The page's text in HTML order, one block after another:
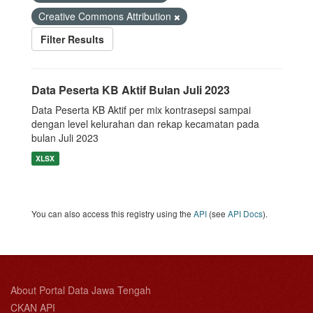
Creative Commons Attribution
Filter Results
Data Peserta KB Aktif Bulan Juli 2023
Data Peserta KB Aktif per mix kontrasepsi sampai
dengan level kelurahan dan rekap kecamatan pada
bulan Juli 2023
XLSX
You can also access this registry using the API (see API Docs).
About Portal Data Jawa Tengah
CKAN API